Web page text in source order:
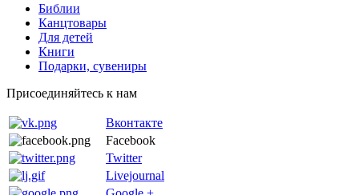
Библии
Канцтовары
Для детей
Книги
Подарки, сувениры
Присоединяйтесь к нам
Вконтакте
Facebook
Twitter
Livejournal